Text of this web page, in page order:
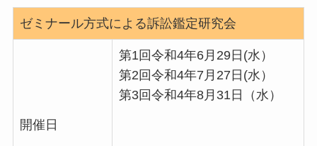
ゼミナール方式による訴訟鑑定研究会
開催日
第1回令和4年6月29日(水）
第2回令和4年7月27日(水）
第3回令和4年8月31日（水）